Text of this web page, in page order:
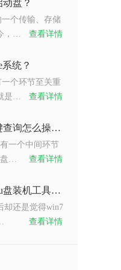
盘？
个传输、存储
，…
查看详情
统？
个环节至关重
是…
查看详情
大白菜u盘启动快捷键查询怎么操作？
一个中间环节
盘…
查看详情
如何利用大白菜超级u盘装机工具重装系统win7？
却还是觉得win7
查看详情